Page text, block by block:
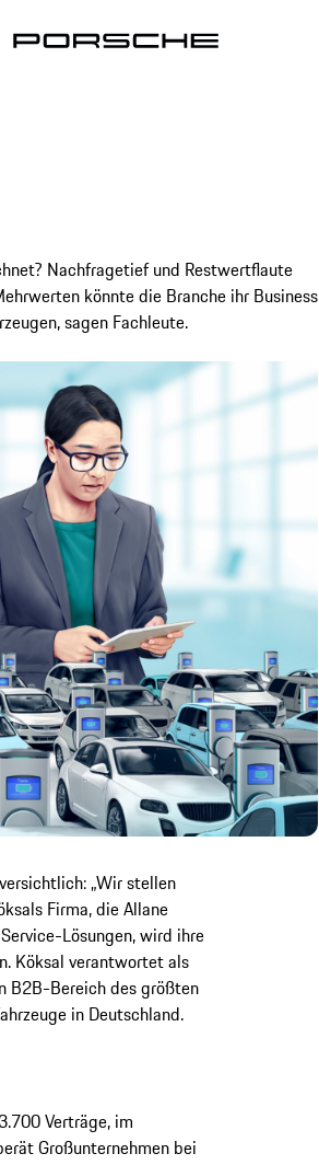
Nachfragetief und Restwertflaute
könnte die Branche ihr Business
sagen Fachleute.
„Wir stellen
Firma, die Allane
Lösungen, wird ihre
Köksal verantwortet als
B2B-Bereich des größten
in Deutschland.
Verträge, im
Großunternehmen bei